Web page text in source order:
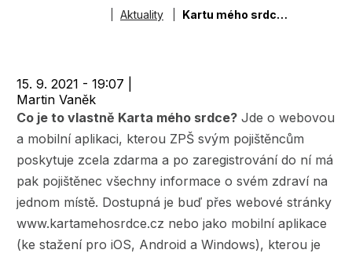
DrobečkováAktuality Kartu mého srdce můžete mít od 16 let
15. 9. 2021 - 19:07
Martin Vaněk
Co je to vlastně Karta mého srdce? Jde o webovou
a mobilní aplikaci, kterou ZPŠ svým pojištěncům
poskytuje zcela zdarma a po zaregistrování do ní má
pak pojištěnec všechny informace o svém zdraví na
jednom místě. Dostupná je buď přes webové stránky
www.kartamehosrdce.cz nebo jako mobilní aplikace
(ke stažení pro iOS, Android a Windows), kterou je